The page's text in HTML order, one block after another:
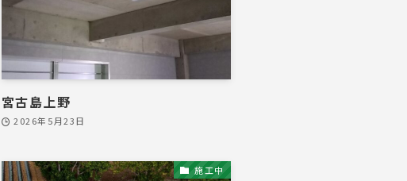
宮古島上野
2026年5月23日
施工中